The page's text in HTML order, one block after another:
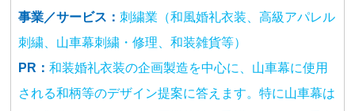
事業／サービス： 刺繍業（和風婚礼衣装、高級アパレル
刺繍、山車幕刺繍・修理、和装雑貨等）
PR： 和装婚礼衣装の企画製造を中心に、山車幕に使用
される和柄等のデザイン提案に答えます。特に山車幕は